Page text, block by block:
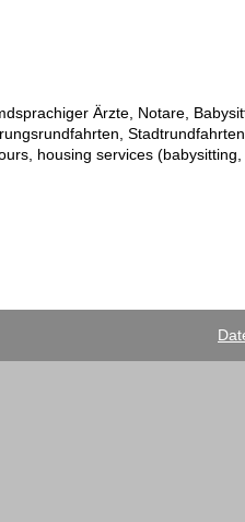
Ärzte, Notare,
housing services (babysitting,